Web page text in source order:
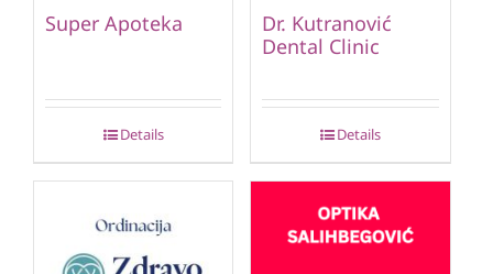
Super Apoteka
Details
Dr. Kutranović
Dental Clinic
Details